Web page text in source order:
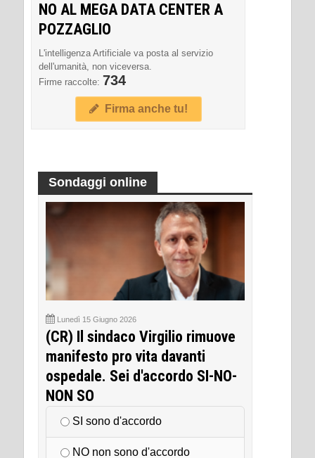
NO AL MEGA DATA CENTER A
POZZAGLIO
L'intelligenza Artificiale va posta al servizio
dell'umanità, non viceversa.
Firme raccolte: 734
Firma anche tu!
Sondaggi online
Lunedì 15 Giugno 2026
(CR) Il sindaco Virgilio rimuove
manifesto pro vita davanti
ospedale. Sei d'accordo SI-NO-
NON SO
SI sono d'accordo
NO non sono d'accordo